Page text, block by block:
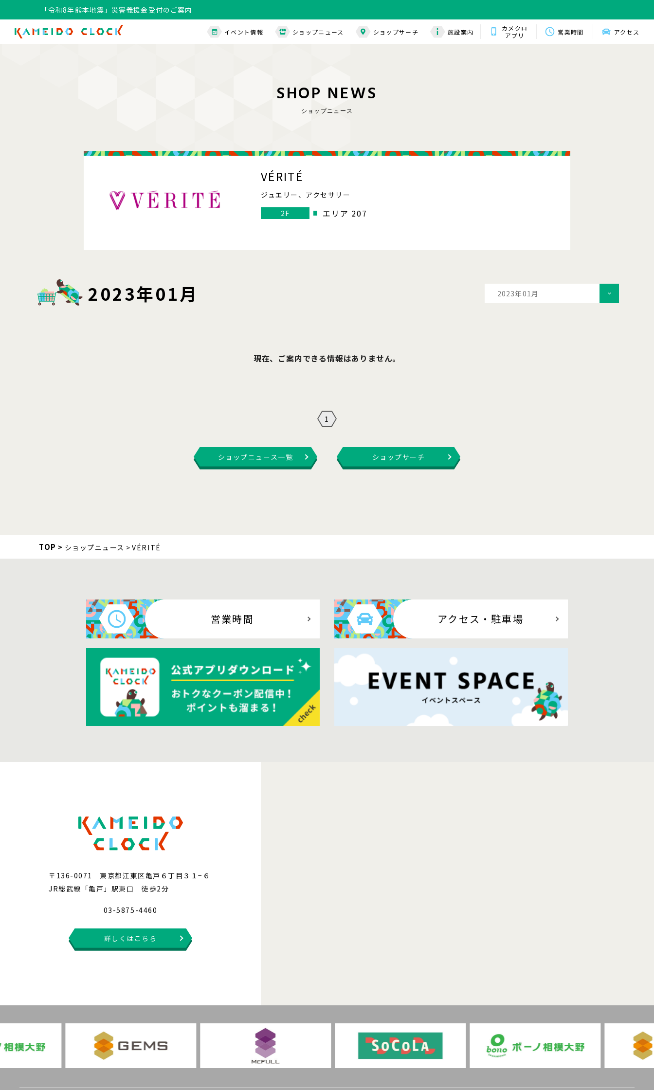
「令和8年熊本地震」災害義援金受付のご案内
イベント情報 ショップニュース ショップサーチ 施設案内
カメクロ
アプリ
営業時間 アクセス
SHOP NEWS
ショップニュース
VÉRITÉ
ジュエリー、アクセサリー
2F
エリア 207
2023年01月
2023年01月
現在、ご案内できる情報はありません。
1
ショップニュース一覧 ショップサーチ
TOP ショップニュース VÉRITÉ
営業時間 アクセス ・駐車場
〒136-0071 東京都江東区亀戸６丁目３１−６
JR総武線「亀戸」駅東口 徒歩2分
03-5875-4460
詳しくはこちら